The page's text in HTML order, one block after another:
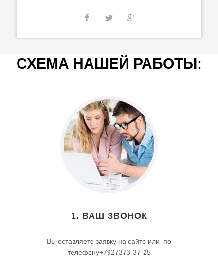
СХЕМА НАШЕЙ РАБОТЫ:
1. ВАШ ЗВОНОК
Вы оставляете заявку на сайте или по
телефону+7927373-37-25